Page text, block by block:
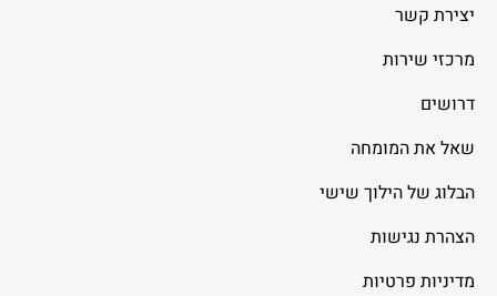
יצירת קשר
מרכזי שירות
דרושים
שאל את המומחה
הבלוג של הילוך שישי
הצהרת נגישות
מדיניות פרטיות